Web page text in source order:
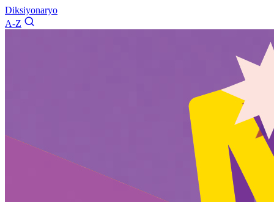
Diksiyonaryo
A-Z